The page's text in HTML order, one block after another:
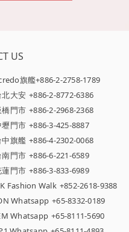
US
旗艦+886-2-2758-1789
北大安 +886-2-8772-6386
橋門市 +886-2-2968-2368
壢門市 +886-3-425-8887
中旗艦 +886-4-2302-0068
南門市 +886-6-221-6589
蓮門市 +886-3-833-6989
Fashion Walk +852-2618-9388
Whatsapp +65-8332-0189
Whatsapp +65-8111-5690